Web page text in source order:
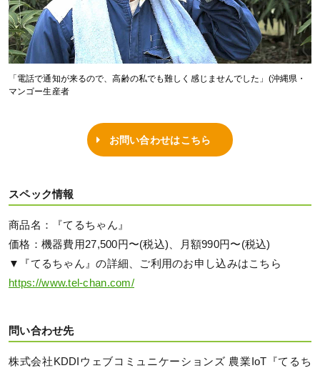
「電話で通知が来るので、高齢の私でも難しく感じませんでした」(沖縄県・
マンゴー生産者
お問い合わせはこちら
スペック情報
商品名：『てるちゃん』
価格：機器費用27,500円〜(税込)、月額990円〜(税込)
▼『てるちゃん』の詳細、ご利用のお申し込みはこちら
https://www.tel-chan.com/
問い合わせ先
株式会社KDDIウェブコミュニケーションズ 農業IoT『てるち